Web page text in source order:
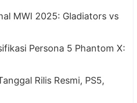
MWI 2025: Gladiators vs
Persona 5 Phantom X:
Rilis Resmi, PS5,